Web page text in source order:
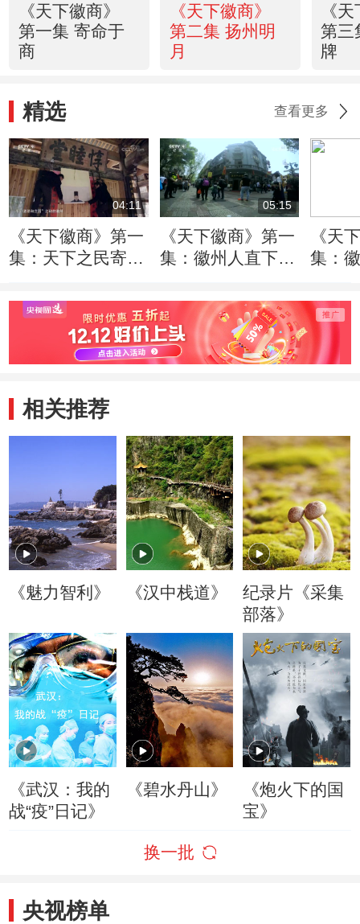
《天下徽商》
第一集 寄命于
商
《天下徽商》
第二集 扬州明
月
《
第三
牌
精选 查看更多
04:11
《天下徽商》第一
集：天下之民寄命
商
05:15
《天下徽商》第一
集：徽州人直下江
《天
集：
相关推荐
《魅力智利》 《汉中栈道》
纪录片《采集
部落》
《武汉：我的
战“疫”日记》
《碧水丹山》
《炮火下的国
宝》
换一批
央视榜单